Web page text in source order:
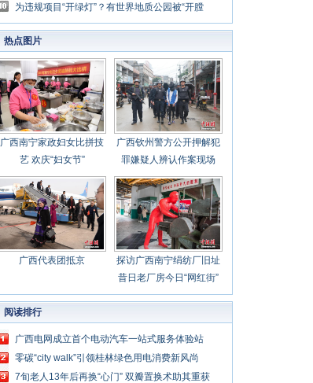
为违规项目“开绿灯”？有世界地质公园被“开膛
破肚”
热点图片
广西南宁家政妇女比拼技
艺 欢庆“妇女节”
广西钦州警方公开押解犯
罪嫌疑人辨认作案现场
广西代表团抵京
探访广西南宁绢纺厂旧址
昔日老厂房今日“网红街”
阅读排行
广西电网成立首个电动汽车一站式服务体验站
零碳“city walk”引领桂林绿色用电消费新风尚
7旬老人13年后再换“心门” 双瓣置换术助其重获